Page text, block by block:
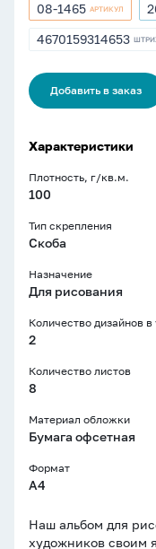
Артикул
08-
08-1465 АРТИКУЛ
ШТРИХКОД
4670159314653
Добавить в заказ
Характеристики
Плотность, г/кв.м.
100
Тип скрепления
Скоба
Назначение
Для рисования
Количество дизайнов
2
Количество листов
8
Материал обложки
Бумага офсетная
Формат
A4
Наш альбом для
художников своим